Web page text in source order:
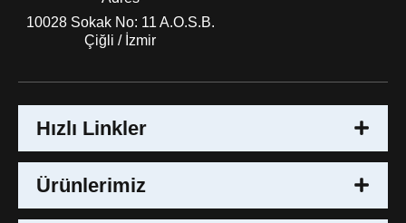
10028 Sokak No: 11 A.O.S.B.
Çiğli / İzmir
Hızlı Linkler
Ürünlerimiz